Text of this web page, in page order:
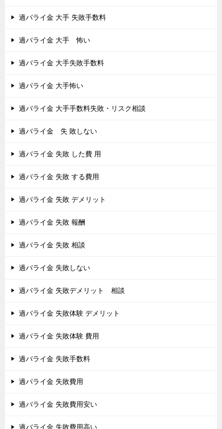
過バライ金 大手 失敗手数料
過バライ金 大手 怖い
過バライ金 大手失敗手数料
過バライ金 大手怖い
過バライ金 大手手数料失敗・リスク相談
過バライ金 失 敗しない
過バライ金 失敗 した費 用
過バライ金 失敗 する費用
過バライ金 失敗 デメリット
過バライ金 失敗 報酬
過バライ金 失敗 相談
過バライ金 失敗しない
過バライ金 失敗デメリット 相談
過バライ金 失敗体験 デメリット
過バライ金 失敗体験 費用
過バライ金 失敗手数料
過バライ金 失敗費用
過バライ金 失敗費用安い
過バライ金 失敗費用高い